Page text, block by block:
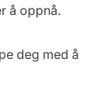
å oppnå.
deg med å